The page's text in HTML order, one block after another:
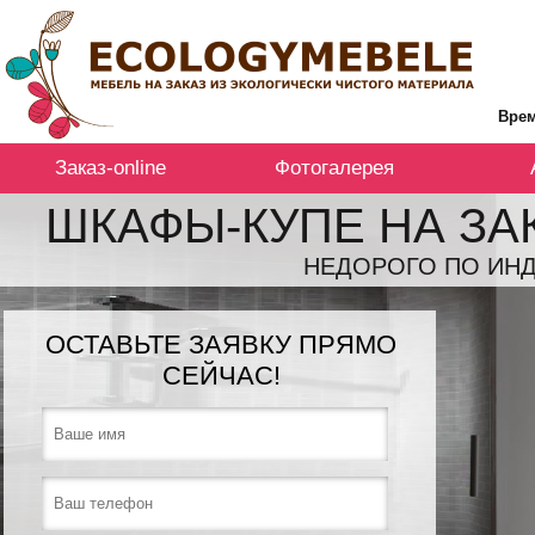
Заказ-online Фотогалерея
ШКАФЫ-КУПЕ НА
НЕДОРОГО ПО
ОСТАВЬТЕ ЗАЯВКУ ПРЯМО
СЕЙЧАС!